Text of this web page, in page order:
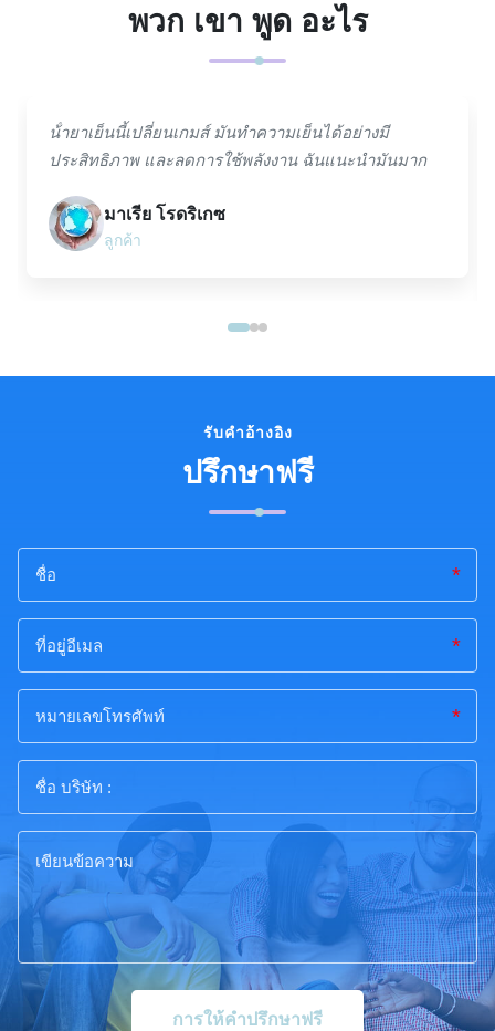
พวก เขา พูด อะไร
น้ํายาเย็นนี้เปลี่ยนเกมส์ มันทําความเย็นได้อย่างมี
ประสิทธิภาพ และลดการใช้พลังงาน ฉันแนะนํามันมาก
มาเรีย โรดริเกซ
ลูกค้า
รับคําอ้างอิง
ปรึกษาฟรี
*
*
*
การให้คําปรึกษาฟรี